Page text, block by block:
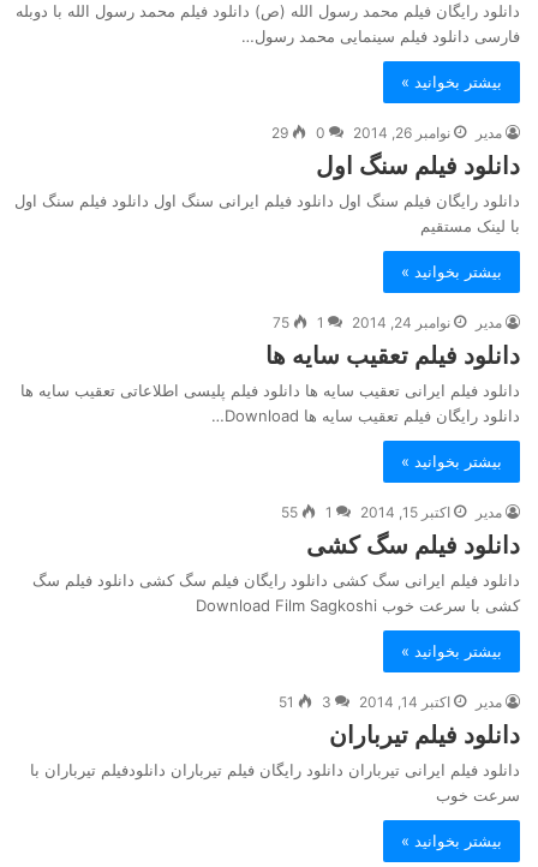
دانلود رایگان فیلم محمد رسول الله (ص) دانلود فیلم محمد رسول الله با دوبله
فارسی دانلود فیلم سینمایی محمد رسول…
بیشتر بخوانید »
مدیر نوامبر 26, 2014 0
29
دانلود فیلم سنگ اول
دانلود رایگان فیلم سنگ اول دانلود فیلم ایرانی سنگ اول دانلود فیلم سنگ اول
با لینک مستقیم
بیشتر بخوانید »
مدیر نوامبر 24, 2014 1
75
دانلود فیلم تعقیب سایه ها
دانلود فیلم ایرانی تعقیب سایه ها دانلود فیلم پلیسی اطلاعاتی تعقیب سایه ها
دانلود رایگان فیلم تعقیب سایه ها Download…
بیشتر بخوانید »
مدیر اکتبر 15, 2014 1
55
دانلود فیلم سگ کشی
دانلود فیلم ایرانی سگ کشی دانلود رایگان فیلم سگ کشی دانلود فیلم سگ
کشی با سرعت خوب Download Film Sagkoshi
بیشتر بخوانید »
مدیر اکتبر 14, 2014 3
51
دانلود فیلم تیرباران
دانلود فیلم ایرانی تیرباران دانلود رایگان فیلم تیرباران دانلودفیلم تیرباران با
سرعت خوب
بیشتر بخوانید »